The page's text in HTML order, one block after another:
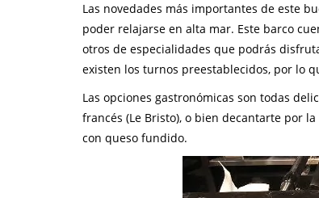
Las novedades más importantes de este
poder relajarse en alta mar. Este barco
otros de especialidades que podrás
existen los turnos preestablecidos, por lo
Las opciones gastronómicas son todas
francés (Le Bristo), o bien decantarte por
con queso fundido.